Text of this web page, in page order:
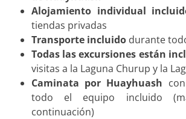
Alojamiento individual
tiendas privadas
Transporte incluido durante
Todas las excursiones están
visitas a la Laguna Churup y la
Caminata por Huayhuash
todo el equipo incluido
continuación)